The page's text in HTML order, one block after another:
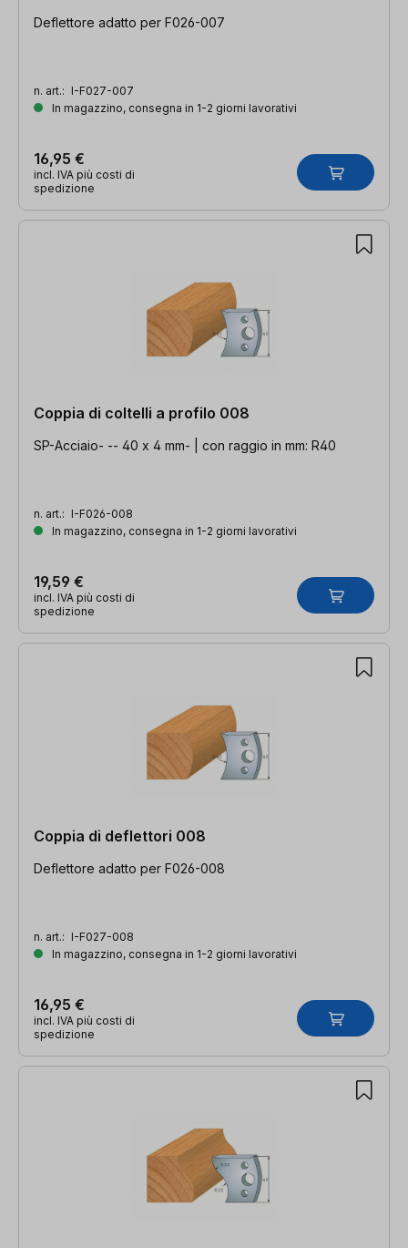
Deflettore adatto per F026-007
n. art.: I-F027-007
In magazzino, consegna in 1-2 giorni lavorativi
16,95 €
incl. IVA più costi di
spedizione
Coppia di coltelli a profilo 008
SP-Acciaio- -- 40 x 4 mm- | con raggio in mm: R40
n. art.: I-F026-008
In magazzino, consegna in 1-2 giorni lavorativi
19,59 €
incl. IVA più costi di
spedizione
Coppia di deflettori 008
Deflettore adatto per F026-008
n. art.: I-F027-008
In magazzino, consegna in 1-2 giorni lavorativi
16,95 €
incl. IVA più costi di
spedizione